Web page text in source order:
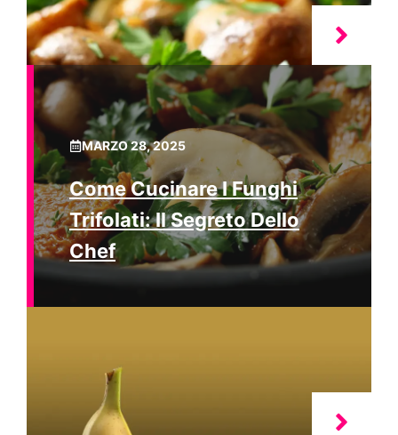
MARZO 28, 2025
Come Cucinare I Funghi
Trifolati: Il Segreto Dello
Chef